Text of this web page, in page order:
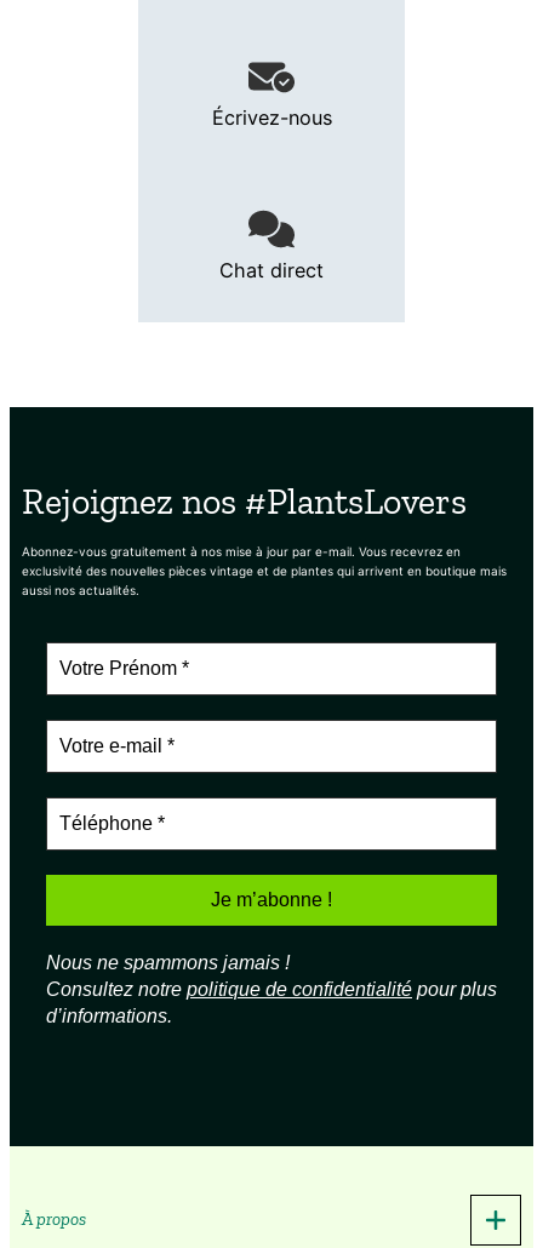
Écrivez-nous
Chat direct
Rejoignez nos #PlantsLovers
Abonnez-vous gratuitement à nos mise à jour par e-mail. Vous recevrez en
exclusivité des nouvelles pièces vintage et de plantes qui arrivent en boutique mais
aussi nos actualités.
Nous ne spammons jamais !
Consultez notre politique de confidentialité pour plus
d’informations.
À propos